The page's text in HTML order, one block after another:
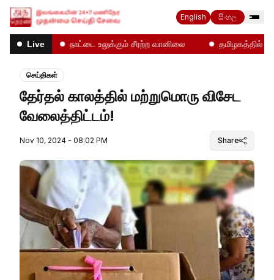
English සිංහල
Live நாட்டை உலுக்கும் சீரற்ற வானிலை தமிழகத்தில் என்ன
செய்திகள்
தேர்தல் காலத்தில் மற்றுமொரு விசேட
வேலைத்திட்டம்!
Nov 10, 2024 - 08:02 PM Share